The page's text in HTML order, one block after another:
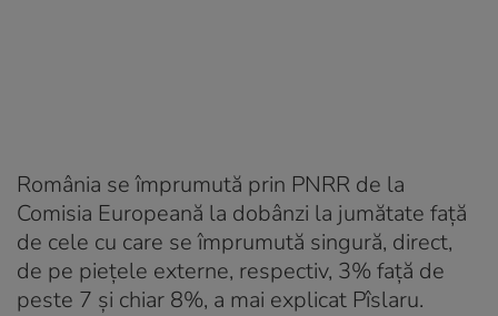
România se împrumută prin PNRR de la
Comisia Europeană la dobânzi la jumătate față
de cele cu care se împrumută singură, direct,
de pe piețele externe, respectiv, 3% față de
peste 7 și chiar 8%, a mai explicat Pîslaru.